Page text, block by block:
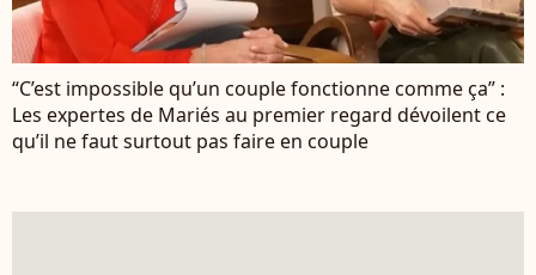
“C’est impossible qu’un couple fonctionne comme ça” :
Les expertes de Mariés au premier regard dévoilent ce
qu’il ne faut surtout pas faire en couple